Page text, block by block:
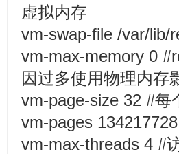
虚拟内存
vm-swap-file /var/lib/
vm-max-memory 0
因过多使用物理内存
vm-page-size 32 #每
vm-pages
vm-max-threads 4 #